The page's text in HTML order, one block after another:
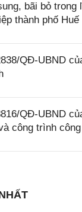
bãi bỏ trong
thành phố Huế
QĐ-UBND
QĐ-UBND
công trình